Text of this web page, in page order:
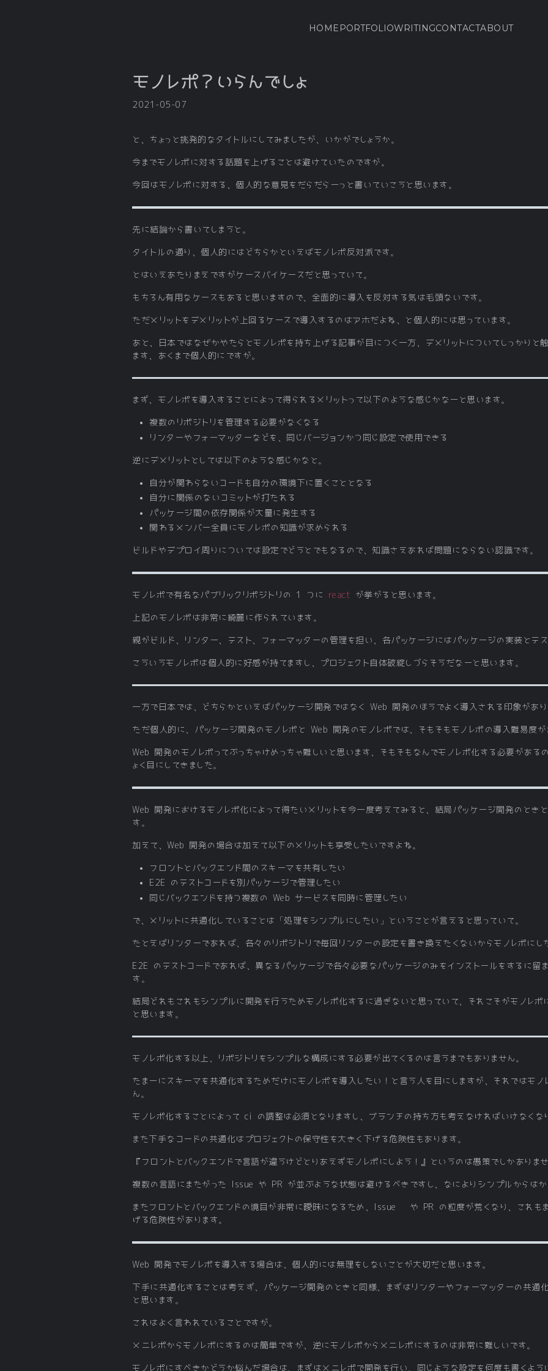
HOME PORTFOLIOWRITINGCONTACTABOUT
モノレポ？いらんでしょ
2021-05-07
と、ちょっと挑発的なタイトルにしてみましたが、いかがでしょうか。
今までモノレポに対する話題を上げることは避けていたのですが。
今回はモノレポに対する、個人的な意見をだらだらーっと書いていこうと思います。
先に結論から書いてしまうと。
タイトルの通り、個人的にはどちらかといえばモノレポ反対派です。
とはいえあたりまえですがケースバイケースだと思っていて。
もちろん有用なケースもあると思いますので、全面的に導入を反対する気は毛頭ないです。
ただメリットをデメリットが上回るケースで導入するのはアホだよね、と個人的には思っています。
あと、日本ではなぜかやたらとモノレポを持ち上げる記事が目につく一方、デメリットについてしっかりと
ます、あくまで個人的にですが。
まず、モノレポを導入することによって得られるメリットって以下のような感じかなーと思います。
複数のリポジトリを管理する必要がなくなる
リンターやフォーマッターなどを、同じバージョンかつ同じ設定で使用できる
逆にデメリットとしては以下のような感じかなと。
自分が関わらないコードも自分の環境下に置くこととなる
自分に関係のないコミットが打たれる
パッケージ間の依存関係が大量に発生する
関わるメンバー全員にモノレポの知識が求められる
ビルドやデプロイ周りについては設定でどうとでもなるので、知識さえあれば問題にならない認識です。
モノレポで有名なパブリックリポジトリの 1 つに react が挙がると思います。
上記のモノレポは非常に綺麗に作られています。
親がビルド、リンター、テスト、フォーマッターの管理を担い、各パッケージにはパッケージの実装とテス
こういうモノレポは個人的に好感が持てますし、プロジェクト自体破綻しづらそうだなーと思います。
一方で日本では、どちらかといえばパッケージ開発ではなく Web 開発のほうでよく導入される印象があり
ただ個人的に、パッケージ開発のモノレポと Web 開発のモノレポでは、そもそもモノレポの導入難易度が
Web 開発のモノレポってぶっちゃけめっちゃ難しいと思います、そもそもなんでモノレポ化する必要がある
ょく目にしてきました。
Web 開発におけるモノレポ化によって得たいメリットを今一度考えてみると、結局パッケージ開発のとき
す。
加えて、Web 開発の場合は加えて以下のメリットも享受したいですよね。
フロントとバックエンド間のスキーマを共有したい
E2E のテストコードを別パッケージで管理したい
同じバックエンドを持つ複数の Web サービスを同時に管理したい
で、メリットに共通化していることは「処理をシンプルにしたい」ということが言えると思っていて。
たとえばリンターであれば、各々のリポジトリで毎回リンターの設定を書き換えたくないからモノレポにし
E2E のテストコードであれば、異なるパッケージで各々必要なパッケージのみをインストールをするに留
す。
結局どれもこれもシンプルに開発を行うためモノレポ化するに過ぎないと思っていて、それこそがモノレポ
と思います。
モノレポ化する以上、リポジトリをシンプルな構成にする必要が出てくるのは言うまでもありません。
たまーにスキーマを共通化するためだけにモノレポを導入したい！と言う人を目にしますが、それではモノ
ん。
モノレポ化することによって ci の調整は必須となりますし、ブランチの持ち方も考えなければいけなくな
また下手なコードの共通化はプロジェクトの保守性を大きく下げる危険性もあります。
『フロントとバックエンドで言語が違うけどとりあえずモノレポにしよう！』というのは愚策でしかありませ
複数の言語にまたがった Issue や PR が並ぶような状態は避けるべきですし、なによりシンプルからはか
またフロントとバックエンドの境目が非常に曖昧になるため、Issue や PR の粒度が荒くなり、これも
げる危険性があります。
Web 開発でモノレポを導入する場合は、個人的には無理をしないことが大切だと思います。
下手に共通化することは考えず、パッケージ開発のときと同様、まずはリンターやフォーマッターの共通
と思います。
これはよく言われていることですが。
メニレポからモノレポにするのは簡単ですが、逆にモノレポからメニレポにするのは非常に難しいです。
モノレポにすべきかどうか悩んだ場合は、まずはメニレポで開発を行い、同じような設定を何度も書くよう